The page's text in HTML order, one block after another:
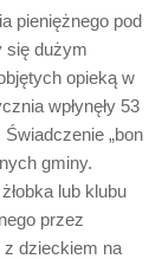
pieniężnego pod
się dużym
opieką w
wpłynęły 53
„bon
gminy.
lub klubu
przez
dzieckiem na